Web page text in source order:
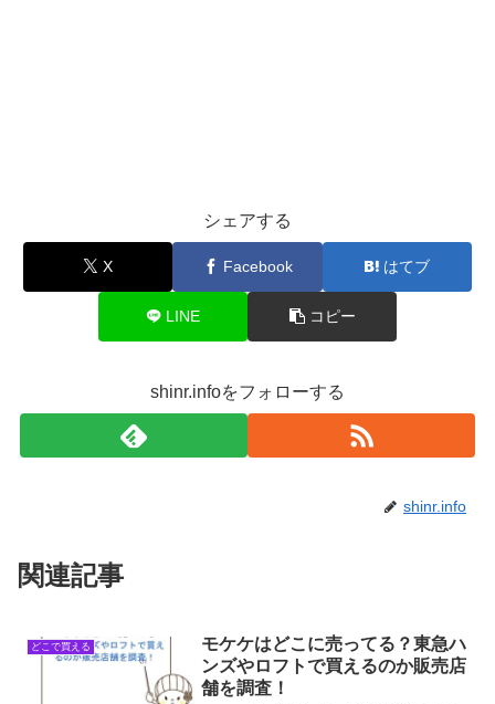
シェアする
X Facebook はてブ
LINE コピー
shinr.infoをフォローする
shinr.info
関連記事
どこで買える
モケケはどこに売ってる？東急ハ
ンズやロフトで買えるのか販売店
舗を調査！